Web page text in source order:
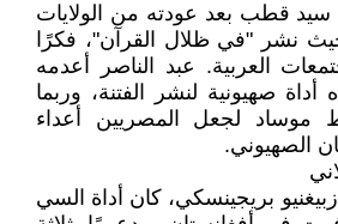
قطب بعد عودته من الولايات
عام 1950، حيث نشر "في ظلال القرآن"، فكرًا
العربية. عبد الناصر أعدمه
إياه أداة صهيونية لنشر الفتنة، وربما
موساد لجعل المصريين أعداء
الصهيوني.
بريجينسكي، كان أداة السي